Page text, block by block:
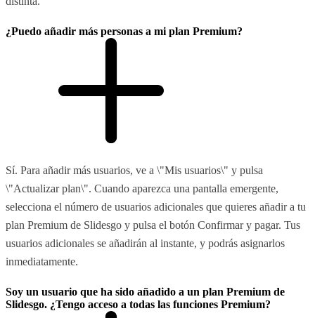
¿Puedo añadir más personas a mi plan Premium?
Sí. Para añadir más usuarios, ve a \"Mis usuarios\" y pulsa
\"Actualizar plan\". Cuando aparezca una pantalla emergente,
selecciona el número de usuarios adicionales que quieres añadir a tu
plan Premium de Slidesgo y pulsa el botón Confirmar y pagar. Tus
usuarios adicionales se añadirán al instante, y podrás asignarlos
inmediatamente.
Soy un usuario que ha sido añadido a un plan Premium de
Slidesgo. ¿Tengo acceso a todas las funciones Premium?